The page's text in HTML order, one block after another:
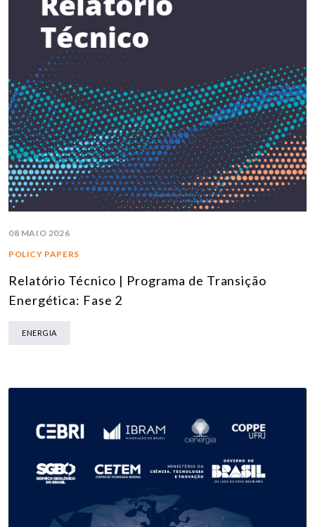
08 MAIO 2026
POLICY PAPERS
Relatório Técnico | Programa de Transição
Energética: Fase 2
ENERGIA